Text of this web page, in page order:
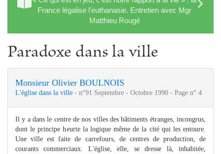
France légalise l'euthanasie. Entretien avec Mgr
Matthieu Rougé
Paradoxe dans la ville
Monsieur Olivier BOULNOIS
L'église dans la ville - n°91 Septembre - Octobre 1990 - Page n° 4
Il y a dans le centre de nos villes des bâtiments étranges, incongrus,
dont le principe heurte la logique même de la cité qui les entoure.
Une ville est faite de carrefours, de centres de production, de
courants commerciaux. L'église, elle, se dresse là, inhabitée,